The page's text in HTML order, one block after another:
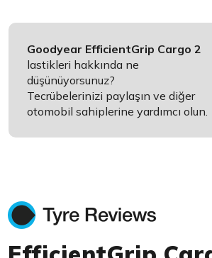
Goodyear EfficientGrip Cargo 2
lastikleri hakkında ne
düşünüyorsunuz?
Tecrübelerinizi paylaşın ve diğer
otomobil sahiplerine yardımcı olun.